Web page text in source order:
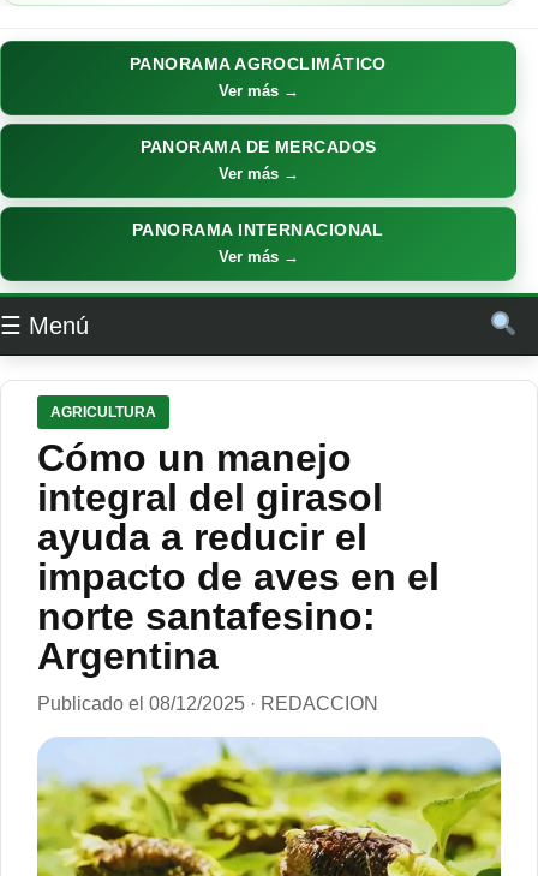
PANORAMA AGROCLIMÁTICO
Ver más →
PANORAMA DE MERCADOS
Ver más →
PANORAMA INTERNACIONAL
Ver más →
☰ Menú
AGRICULTURA
Cómo un manejo
integral del girasol
ayuda a reducir el
impacto de aves en el
norte santafesino:
Argentina
Publicado el 08/12/2025 · REDACCION